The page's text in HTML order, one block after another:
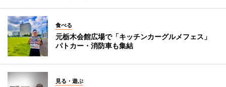
食べる
元栃木会館広場で「キッチンカーグルメフェス」
パトカー・消防車も集結
見る・遊ぶ